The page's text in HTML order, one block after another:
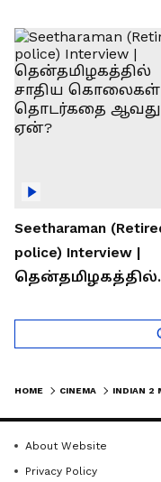
தலைவரை மடக்கி
பிடித்த மனைவி
Seetharaman
police) Interview |
தென்தமிழகத்தில்
தொடர்கதை
ஏன்?
HOME CINEMA
About Website
Privacy Policy